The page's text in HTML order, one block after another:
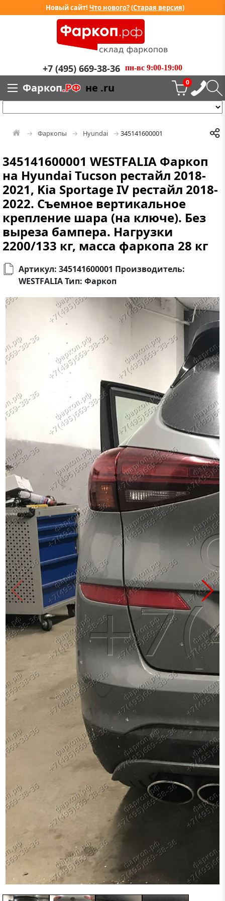
Новый сайт! Что нового?(Старая версия)
+7 (495) 669-38-36 пн-вс 9:00-19:00
Фаркоп.РФ не .ru 0
Фаркопы Hyundai 345141600001
345141600001 WESTFALIA Фаркоп
на Hyundai Tucson рестайл 2018-
2021, Kia Sportage IV рестайл 2018-
2022. Съемное вертикальное
крепление шара (на ключе). Без
выреза бампера. Нагрузки
2200/133 кг, масса фаркопа 28 кг
Артикул: 345141600001 Производитель:
WESTFALIA Тип: Фаркоп